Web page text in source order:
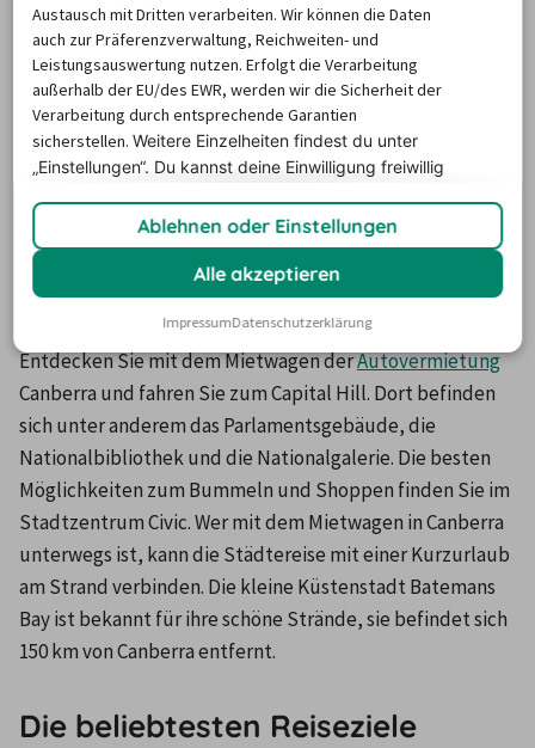
sich das 50 Meter hohe Turmglockenspiel National
Carillon. Besonders viele schöne Gebäude befinden sich in
den Stadtteilen South Canberra und North Canberra. Es
gibt zahlreiche sehenswerte moderne Bauwerke, viele
Regierungsgebäude sind öffentlich zugänglich und
Mit dem Mietwagen Canberra
entdecken
Entdecken Sie mit dem Mietwagen der Autovermietung
Canberra und fahren Sie zum Capital Hill. Dort befinden
sich unter anderem das Parlamentsgebäude, die
Nationalbibliothek und die Nationalgalerie. Die besten
Möglichkeiten zum Bummeln und Shoppen finden Sie im
Stadtzentrum Civic. Wer mit dem Mietwagen in Canberra
unterwegs ist, kann die Städtereise mit einer Kurzurlaub
am Strand verbinden. Die kleine Küstenstadt Batemans
Bay ist bekannt für ihre schöne Strände, sie befindet sich
150 km von Canberra entfernt.
Die beliebtesten Reiseziele
Austausch mit Dritten verarbeiten. Wir können die Daten
auch zur Präferenzverwaltung, Reichweiten- und
Leistungsauswertung nutzen. Erfolgt die Verarbeitung
außerhalb der EU/des EWR, werden wir die Sicherheit der
Verarbeitung durch entsprechende Garantien
sicherstellen.Weitere Einzelheiten findest du unter
„Einstellungen“. Du kannst deine Einwilligung freiwillig
Ablehnen oder Einstellungen
Alle akzeptieren
ImpressumDatenschutzerklärung